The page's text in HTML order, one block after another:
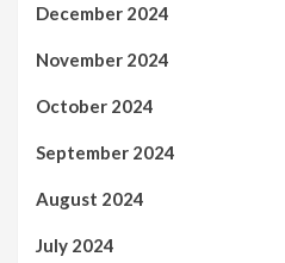
December 2024
November 2024
October 2024
September 2024
August 2024
July 2024